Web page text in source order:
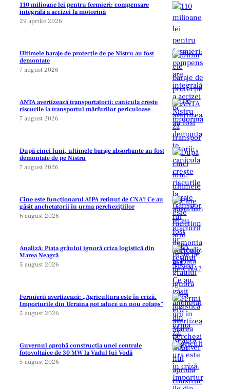
110 milioane lei pentru fermieri: compensare
integrală a accizei la motorină
29 aprilie 2026
Ultimele baraje de protecție de pe Nistru au fost
demontate
7 august 2026
ANTA avertizează transportatorii: canicula crește
riscurile la transportul mărfurilor periculoase
7 august 2026
După cinci luni, ultimele baraje absorbante au fost
demontate de pe Nistru
7 august 2026
Cine este funcționarul AIPA reținut de CNA? Ce au
găsit anchetatorii în urma perchezițiilor
6 august 2026
Analiză: Piața grâului ignoră criza logistică din
Marea Neagră
5 august 2026
Fermierii avertizează: „Agricultura este în criză.
Importurile din Ucraina pot aduce un nou colaps”
5 august 2026
Guvernul aprobă construcția unei centrale
fotovoltaice de 30 MW la Vadul lui Vodă
5 august 2026